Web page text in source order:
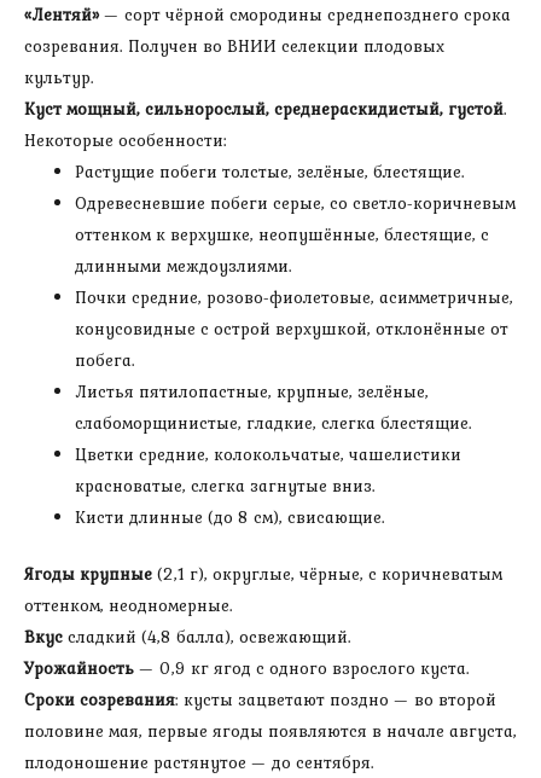
«Лентяй»— сорт чёрной смородины среднепозднего срока
созревания. Получен во ВНИИ селекции плодовых
культур.
Куст мощный, сильнорослый, среднераскидистый, густой.
Некоторые особенности:
Растущие побеги толстые, зелёные, блестящие.
Одревесневшие побеги серые, со светло-коричневым
оттенком к верхушке, неопушённые, блестящие, с
длинными междоузлиями.
Почки средние, розово-фиолетовые, асимметричные,
конусовидные с острой верхушкой, отклонённые от
побега.
Листья пятилопастные, крупные, зелёные,
слабоморщинистые, гладкие, слегка блестящие.
Цветки средние, колокольчатые, чашелистики
красноватые, слегка загнутые вниз.
Кисти длинные (до 8 см), свисающие.
Ягоды крупные (2,1 г), округлые, чёрные, с коричневатым
оттенком, неодномерные.
Вкус сладкий (4,8 балла), освежающий.
Урожайность — 0,9 кг ягод с одного взрослого куста.
Сроки созревания: кусты зацветают поздно — во второй
половине мая, первые ягоды появляются в начале августа,
плодоношение растянутое — до сентября.